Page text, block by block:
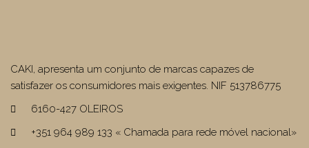
CAKI, apresenta um conjunto de marcas capazes de
satisfazer os consumidores mais exigentes. NIF 513786775
6160-427 OLEIROS
+351 964 989 133 « Chamada para rede móvel nacional»